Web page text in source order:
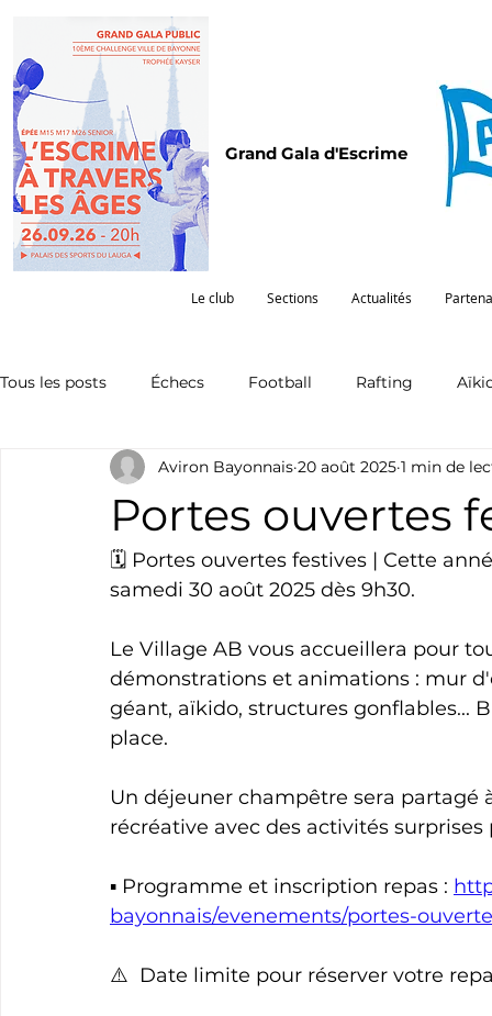
Grand Gala d'Escrime
Le club Sections Actualités
Tous les posts Échecs Football Rafting
Omnisports Partenariat Pelote Pentathlon
Natation Tennis Triathlon
Cyclotourisme Surf Basket
Portes ouvertes
Aviron Bayonnais 20 août 2025 1 min de
🗓 Portes ouvertes festives | Cette
samedi 30 août 2025 dès 9h30.
Le Village AB vous accueillera pour
démonstrations et animations : mur
géant, aïkido, structures gonflables...
place.
Un déjeuner champêtre sera
récréative avec des activités
▪︎ Programme et inscription repas :
bayonnais/evenements/portes-
⚠️  Date limite pour réserver votre